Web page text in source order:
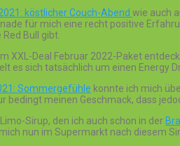
köstlicher Couch-Abend wie auch
für mich eine recht positive
Bull gibt.
XXL-Deal Februar 2022-Paket
es sich tatsächlich um einen Energy
Sommergefühle konnte ich mich
bedingt meinen Geschmack, dass
Sirup, den ich auch schon in der
nun im Supermarkt nach diesem